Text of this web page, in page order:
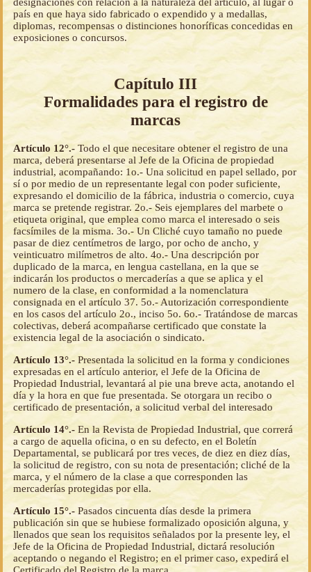
país en que haya sido fabricado o expendido y a medallas,
diplomas, recompensas o distinciones honoríficas concedidas en
exposiciones o concursos.
Capítulo III
Formalidades para el registro de
marcas
Artículo 12°.- Todo el que necesitare obtener el registro de una
marca, deberá presentarse al Jefe de la Oficina de propiedad
industrial, acompañando: 1o.- Una solicitud en papel sellado, por
sí o por medio de un representante legal con poder suficiente,
expresando el domicilio de la fábrica, industria o comercio, cuya
marca se pretende registrar. 2o.- Seis ejemplares del marbete o
etiqueta original, que emplea como marca el interesado o seis
facsímiles de la misma. 3o.- Un Cliché cuyo tamaño no puede
pasar de diez centímetros de largo, por ocho de ancho, y
veinticuatro milímetros de alto. 4o.- Una descripción por
duplicado de la marca, en lengua castellana, en la que se
indicarán los productos o mercaderías a que se aplica y el
numero de la clase, en conformidad a la nomenclatura
consignada en el artículo 37. 5o.- Autorización correspondiente
en los casos del artículo 2o., inciso 5o. 6o.- Tratándose de marcas
colectivas, deberá acompañarse certificado que constate la
existencia legal de la asociación o sindicato.
Artículo 13°.- Presentada la solicitud en la forma y condiciones
expresadas en el artículo anterior, el Jefe de la Oficina de
Propiedad Industrial, levantará al pie una breve acta, anotando el
día y la hora en que fue presentada. Se otorgara un recibo o
certificado de presentación, a solicitud verbal del interesado
Artículo 14°.- En la Revista de Propiedad Industrial, que correrá
a cargo de aquella oficina, o en su defecto, en el Boletín
Departamental, se publicará por tres veces, de diez en diez días,
la solicitud de registro, con su nota de presentación; cliché de la
marca, y el número de la clase a que corresponden las
mercaderías protegidas por ella.
Artículo 15°.- Pasados cincuenta días desde la primera
publicación sin que se hubiese formalizado oposición alguna, y
llenados que sean los requisitos señalados por la presente ley, el
Jefe de la Oficina de Propiedad Industrial, dictará resolución
aceptando o negando el Registro; en el primer caso, expedirá el
Certificado del Registro de la marca.